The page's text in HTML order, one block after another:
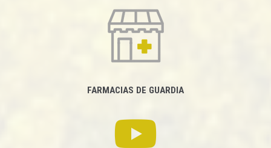
FARMACIAS DE GUARDIA